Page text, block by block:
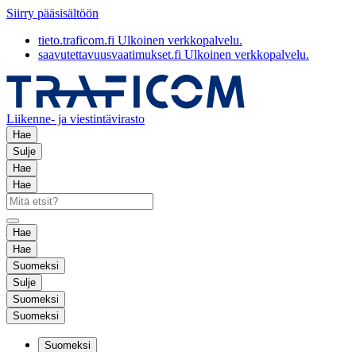
Siirry pääsisältöön
tieto.traficom.fi Ulkoinen verkkopalvelu.
saavutettavuusvaatimukset.fi Ulkoinen verkkopalvelu.
Liikenne- ja viestintävirasto
Hae
Sulje
Hae
Hae
Hae
Hae
Suomeksi
Sulje
Suomeksi
Suomeksi
Suomeksi